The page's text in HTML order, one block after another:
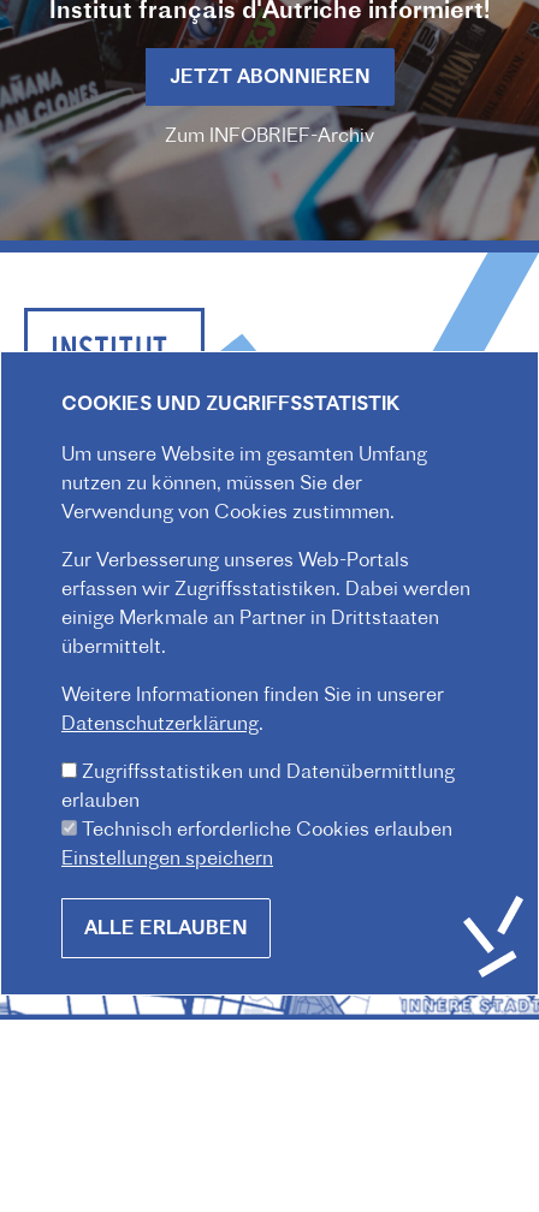
Institut français d'Autriche informiert!
JETZT ABONNIEREN
Zum INFOBRIEF-Archiv
Praterstraße 38, 1020 Wien
Redaktion :kommunikation@institutfr.at
Tel. :(+43) (01) - 90 90 89 90
Mitarbeiter*innen finden
COOKIES UND ZUGRIFFSSTATISTIK
Um unsere Website im gesamten Umfang
nutzen zu können, müssen Sie der
Verwendung von Cookies zustimmen.
Zur Verbesserung unseres Web-Portals
erfassen wir Zugriffsstatistiken. Dabei werden
einige Merkmale an Partner in Drittstaaten
übermittelt.
Weitere Informationen finden Sie in unserer
Datenschutzerklärung.
Zugriffsstatistiken und Datenübermittlung
erlauben
Technisch erforderliche Cookies erlauben
Einstellungen speichern
ALLE ERLAUBEN